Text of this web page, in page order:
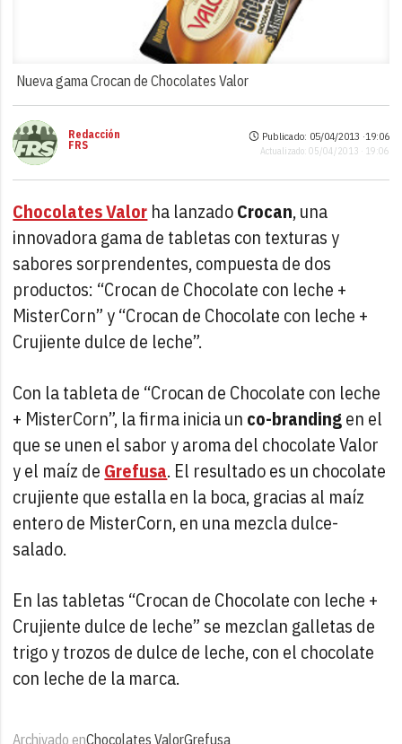
Nueva gama Crocan de Chocolates Valor
Redacción
FRS
Publicado: 05/04/2013 ·19:06
Actualizado: 05/04/2013 · 19:06
Chocolates Valor ha lanzadoCrocan, una
innovadora gama de tabletas con texturas y
sabores sorprendentes, compuesta de dos
productos: “Crocan de Chocolate con leche +
MisterCorn” y “Crocan de Chocolate con leche +
Crujiente dulce de leche”.
Con la tableta de “Crocan de Chocolate con leche
+ MisterCorn”, la firma inicia un co-brandingen el
que se unen el sabor y aroma del chocolate Valor
y el maíz de Grefusa. El resultado es un chocolate
crujiente que estalla en la boca, gracias al maíz
entero de MisterCorn, en una mezcla dulce-
salado.
En las tabletas “Crocan de Chocolate con leche +
Crujiente dulce de leche” se mezclan galletas de
trigo y trozos de dulce de leche, con el chocolate
con leche de la marca.
Archivado enChocolates ValorGrefusa